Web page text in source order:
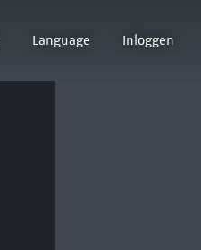
Language Inloggen